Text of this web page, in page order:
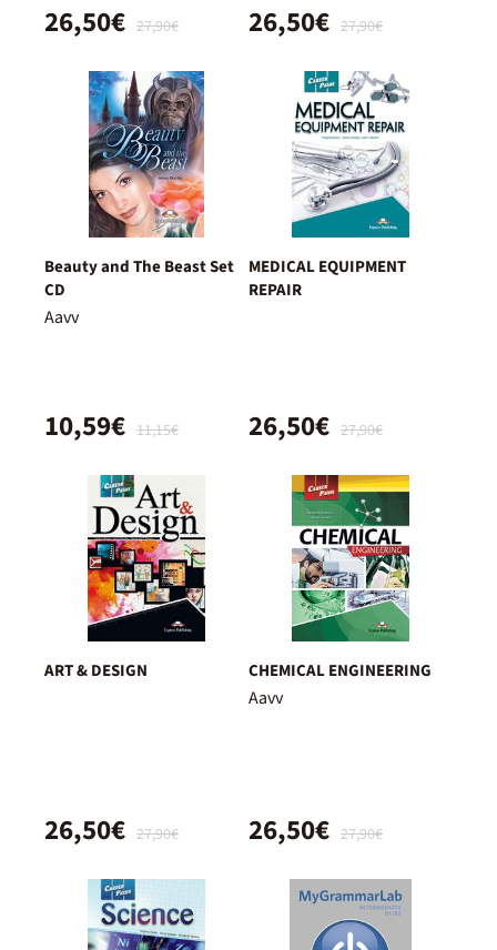
27,90€
26,50€ 27,90€
26,50€
Beauty and The Beast Set
CD
Aavv
11,15€
10,59€
MEDICAL EQUIPMENT
REPAIR
27,90€
26,50€
ART & DESIGN
27,90€
26,50€
CHEMICAL ENGINEERING
Aavv
27,90€
26,50€